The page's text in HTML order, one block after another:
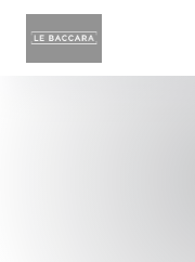
Personnalisation de vos